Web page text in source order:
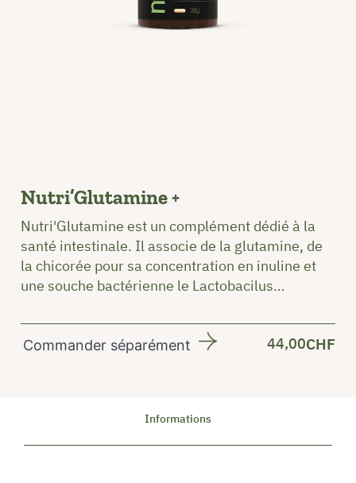
Nutri’Glutamine +
Nutri'Glutamine est un complément dédié à la
santé intestinale. Il associe de la glutamine, de
la chicorée pour sa concentration en inuline et
une souche bactérienne le Lactobacilus
Commander séparément 44,00CHF
Informations